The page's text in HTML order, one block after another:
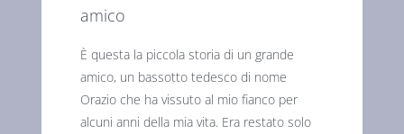
amico
È questa la piccola storia di un grande
amico, un bassotto tedesco di nome
Orazio che ha vissuto al mio fianco per
alcuni anni della mia vita. Era restato solo